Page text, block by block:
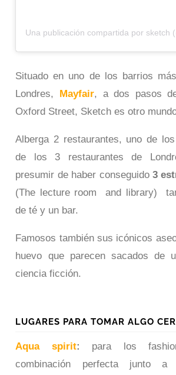
Situado en uno de los barrios
Londres, Mayfair, a dos pasos
Oxford Street, Sketch es otro
Alberga 2 restaurantes, uno de
de los 3 restaurantes de
presumir de haber conseguido 3
(The lecture room and library)
de té y un bar.
Famosos también sus icónicos
huevo que parecen sacados de
ciencia ficción.
LUGARES PARA TOMAR ALGO
Aqua spirit: para los
combinación perfecta junto a